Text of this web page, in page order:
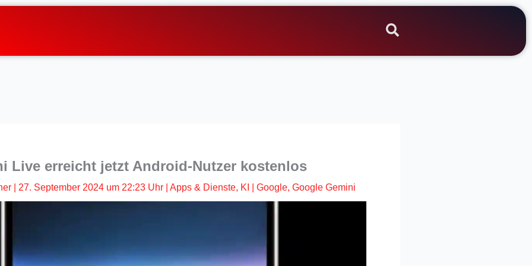
Live erreicht jetzt Android-Nutzer kostenlos
27. September 2024 um 22:23 Uhr| Apps & Dienste, KI Google, Google Gemini